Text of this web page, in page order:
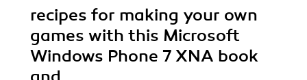
recipes for making your own
games with this Microsoft
Windows Phone 7 XNA book